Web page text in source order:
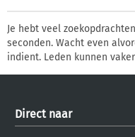
Je hebt veel
seconden. Wacht even
indient. Leden kunnen
Direct naar